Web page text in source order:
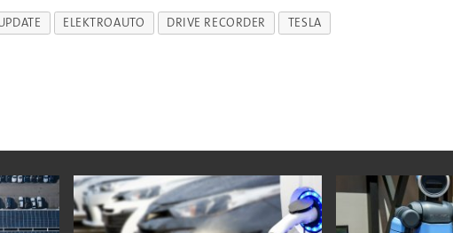
ELEKTROAUTO DRIVE RECORDER TESLA